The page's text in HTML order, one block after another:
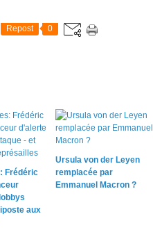
Repost 0
Frédéric
aux
Ursula von der Leyen
remplacée par
Emmanuel Macron ?